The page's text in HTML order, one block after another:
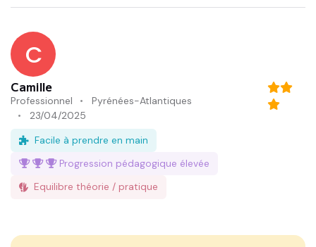
C
Camille
Professionnel
Pyrénées-Atlantiques
23/04/2025
Facile à prendre en main
Progression pédagogique élevée
Equilibre théorie / pratique